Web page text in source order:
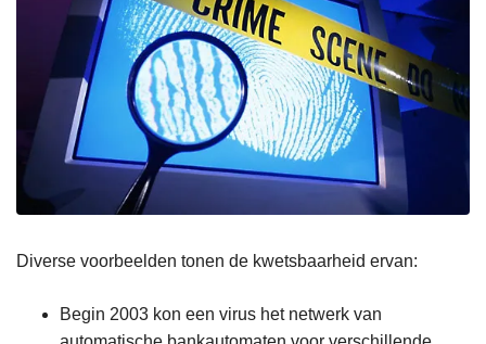
Diverse voorbeelden tonen de kwetsbaarheid ervan:
Begin 2003 kon een virus het netwerk van